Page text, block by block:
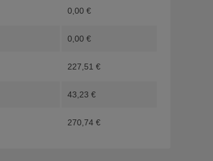
0,00 €
0,00 €
227,51 €
43,23 €
270,74 €